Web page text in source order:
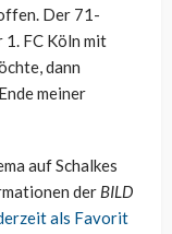
Der 71-
1. FC Köln mit
dann
meiner
auf Schalkes
der BILD
als Favorit